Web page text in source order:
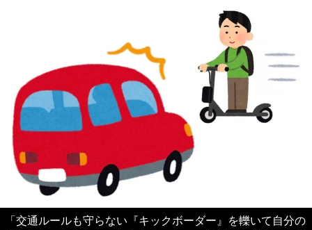
「交通ルールも守らない『キックボーダー』を轢いて自分の